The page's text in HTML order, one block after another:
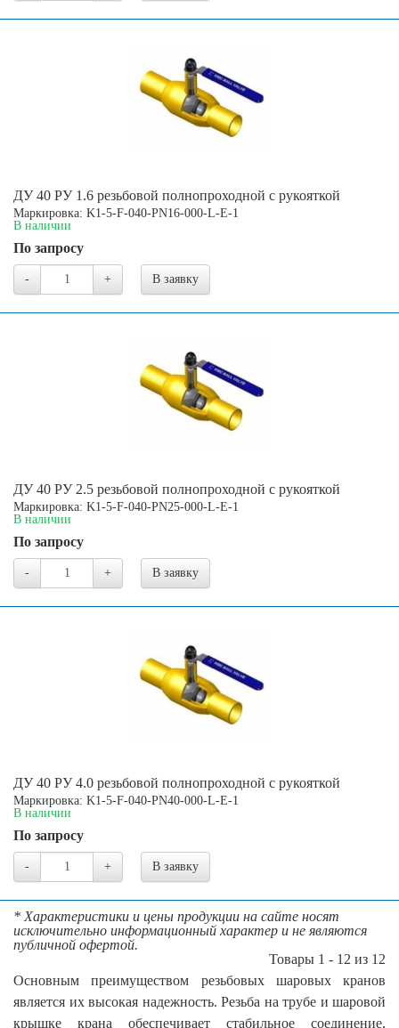
ДУ 40 РУ 1.6 резьбовой полнопроходной с рукояткой
Маркировка: K1-5-F-040-PN16-000-L-E-1
В наличии
По запросу
- + В заявку
ДУ 40 РУ 2.5 резьбовой полнопроходной с рукояткой
Маркировка: K1-5-F-040-PN25-000-L-E-1
В наличии
По запросу
- + В заявку
ДУ 40 РУ 4.0 резьбовой полнопроходной с рукояткой
Маркировка: K1-5-F-040-PN40-000-L-E-1
В наличии
По запросу
- + В заявку
* Характеристики и цены продукции на сайте носят
исключительно информационный характер и не являются
публичной офертой.
Товары 1 - 12 из 12
Основным преимуществом резьбовых шаровых кранов
является их высокая надежность. Резьба на трубе и шаровой
крышке крана обеспечивает стабильное соединение,